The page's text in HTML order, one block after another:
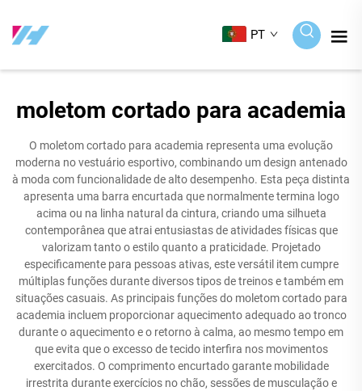
PT
moletom cortado para academia
O moletom cortado para academia representa uma evolução
moderna no vestuário esportivo, combinando um design antenado
à moda com funcionalidade de alto desempenho. Esta peça distinta
apresenta uma barra encurtada que normalmente termina logo
acima ou na linha natural da cintura, criando uma silhueta
contemporânea que atrai entusiastas de atividades físicas que
valorizam tanto o estilo quanto a praticidade. Projetado
especificamente para pessoas ativas, este versátil item cumpre
múltiplas funções durante diversos tipos de treinos e também em
situações casuais. As principais funções do moletom cortado para
academia incluem proporcionar aquecimento adequado ao tronco
durante o aquecimento e o retorno à calma, ao mesmo tempo em
que evita que o excesso de tecido interfira nos movimentos
exercitados. O comprimento encurtado garante mobilidade
irrestrita durante exercícios no chão, sessões de musculação e